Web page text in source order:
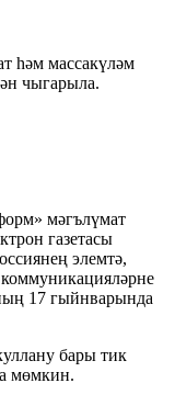
һәм массакүләм
чыгарыла.
мәгълүмат
газетасы
элемтә,
17 гыйнварында
бары тик
мөмкин.